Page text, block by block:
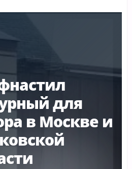
для
в Москве и